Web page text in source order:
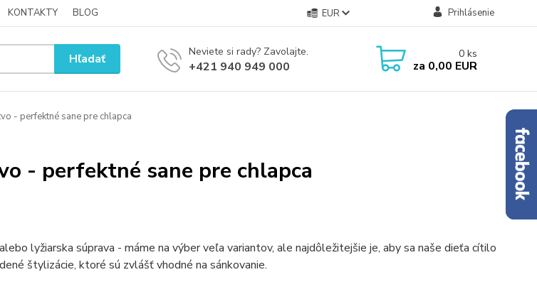
KONTAKTY BLOG EUR Prihlásenie
Hľadať Neviete si rady? Zavolajte.
+421 940 949 000
0 ks
za 0,00 EUR
- perfektné sane pre chlapca
- perfektné sane pre chlapca
lyžiarska súprava - máme na výber veľa variantov, ale najdôležitejšie je, aby sa naše dieťa cítilo
štylizácie, ktoré sú zvlášť vhodné na sánkovanie.